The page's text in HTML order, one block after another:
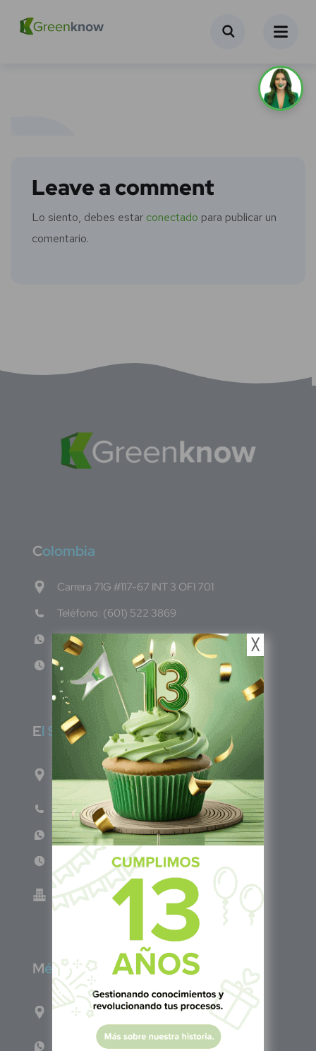
Leave a comment
Lo siento, debes estar conectado para publicar un
comentario.
Colombia
Carrera 71G #117-67 INT 3 OFI 701
Teléfono: (601) 522 3869
WhatsApp: +57 317 4651554
Lun - Vie 8:00am - 5:00pm
El Salvador
1ro Cll Pte, y 61 Av Nte, #3206, Local 9, San
Salvador Centro
Teléfono: +503 6986 1402
WhatsApp: +503 7687 3923
Lun - Vie 8:00am - 5:00pm
Green Know S.A de C.V - El Salvador 0614-
220118-102-0
México
Calle Pitágoras 234, Col. Narvarte Poniente,
Alcaldía Benito Juárez, C.P. 03020, CDMX
WhatsApp: +52 1 331 407 6342
╳